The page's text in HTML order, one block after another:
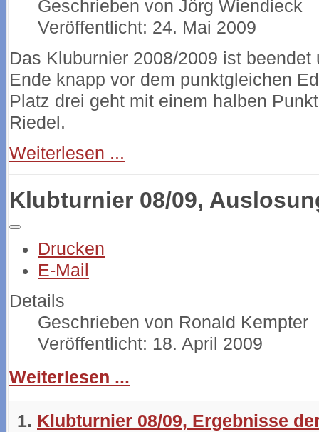
Geschrieben von Jörg Wiendieck
Veröffentlicht: 24. Mai 2009
Das Kluburnier 2008/2009 ist
Ende knapp vor dem punktgleichen
Platz drei geht mit einem halben
Riedel.
Weiterlesen ...
Klubturnier 08/09,
Drucken
E-Mail
Details
Geschrieben von Ronald Kempter
Veröffentlicht: 18. April 2009
Weiterlesen ...
Klubturnier 08/09, Ergebnisse